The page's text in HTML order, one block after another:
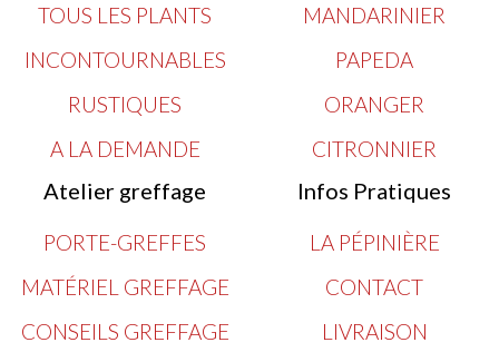
TOUS LES PLANTS
INCONTOURNABLES
RUSTIQUES
A LA DEMANDE
MANDARINIER
PAPEDA
ORANGER
CITRONNIER
Atelier greffage
PORTE-GREFFES
MATÉRIEL GREFFAGE
CONSEILS GREFFAGE
Infos Pratiques
LA PÉPINIÈRE
CONTACT
LIVRAISON